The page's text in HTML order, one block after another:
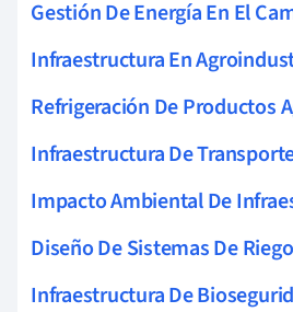
Gestión De Energía En El
Infraestructura En
Refrigeración De Productos
Infraestructura De
Impacto Ambiental De
Diseño De Sistemas De Riego
Infraestructura De